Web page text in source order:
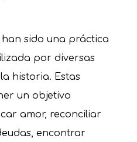
han sido una práctica
por diversas
historia. Estas
un objetivo
amor, reconciliar
encontrar